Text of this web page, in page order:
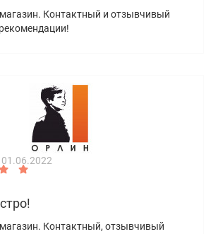
Контактный и отзывчивый
01.06.2022
Контактный, отзывчивый